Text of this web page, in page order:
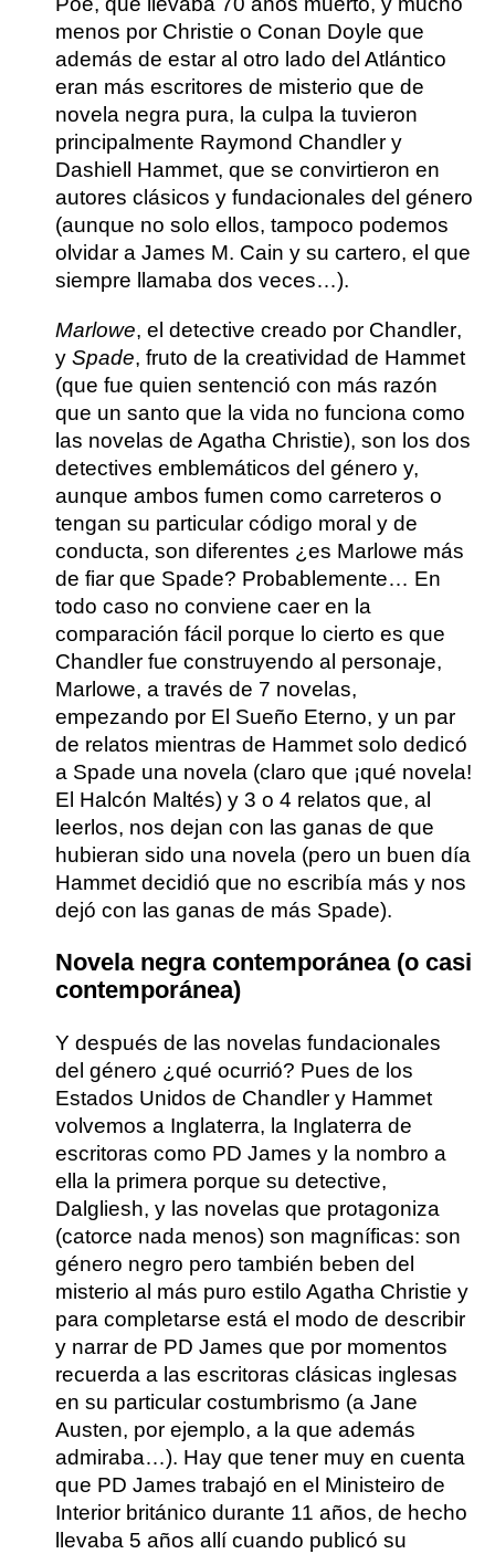
menos por Christie o Conan Doyle que
además de estar al otro lado del Atlántico
eran más escritores de misterio que de
novela negra pura, la culpa la tuvieron
principalmente Raymond Chandler y
Dashiell Hammet, que se convirtieron en
autores clásicos y fundacionales del género
(aunque no solo ellos, tampoco podemos
olvidar a James M. Cain y su cartero, el que
siempre llamaba dos veces…).
Marlowe, el detective creado por Chandler,
y Spade, fruto de la creatividad de Hammet
(que fue quien sentenció con más razón
que un santo que la vida no funciona como
las novelas de Agatha Christie), son los dos
detectives emblemáticos del género y,
aunque ambos fumen como carreteros o
tengan su particular código moral y de
conducta, son diferentes ¿es Marlowe más
de fiar que Spade? Probablemente… En
todo caso no conviene caer en la
comparación fácil porque lo cierto es que
Chandler fue construyendo al personaje,
Marlowe, a través de 7 novelas,
empezando por El Sueño Eterno, y un par
de relatos mientras de Hammet solo dedicó
a Spade una novela (claro que ¡qué novela!
El Halcón Maltés) y 3 o 4 relatos que, al
leerlos, nos dejan con las ganas de que
hubieran sido una novela (pero un buen día
Hammet decidió que no escribía más y nos
dejó con las ganas de más Spade).
Novela negra contemporánea (o casi
contemporánea)
Y después de las novelas fundacionales
del género ¿qué ocurrió? Pues de los
Estados Unidos de Chandler y Hammet
volvemos a Inglaterra, la Inglaterra de
escritoras como PD James y la nombro a
ella la primera porque su detective,
Dalgliesh, y las novelas que protagoniza
(catorce nada menos) son magníficas: son
género negro pero también beben del
misterio al más puro estilo Agatha Christie y
para completarse está el modo de describir
y narrar de PD James que por momentos
recuerda a las escritoras clásicas inglesas
en su particular costumbrismo (a Jane
Austen, por ejemplo, a la que además
admiraba…). Hay que tener muy en cuenta
que PD James trabajó en el Ministeiro de
Interior británico durante 11 años, de hecho
llevaba 5 años allí cuando publicó su